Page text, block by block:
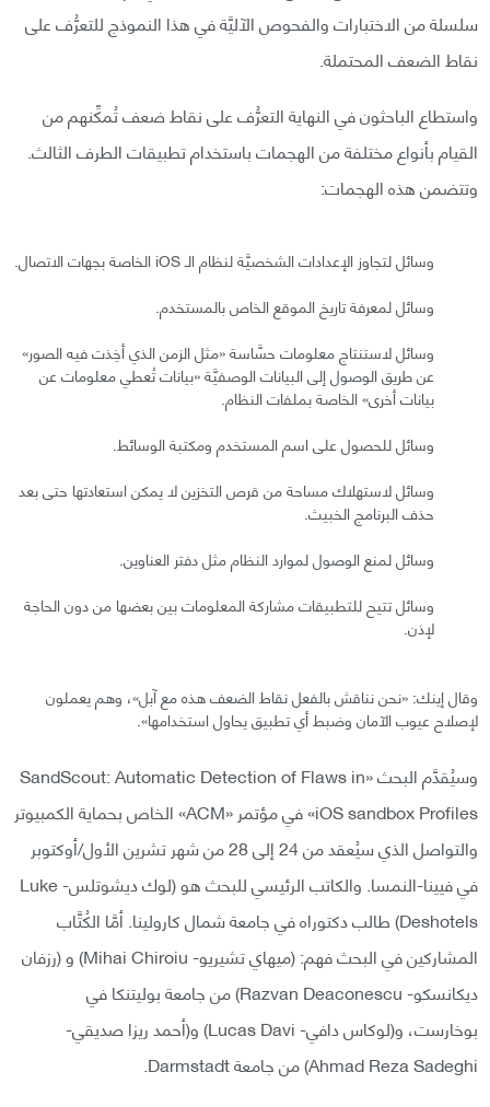
سلسلة من الاختبارات والفحوص الآليَّة في هذا النموذج للتعرُّف على
نقاط الضعف المحتملة.
واستطاع الباحثون في النهاية التعرُّف على نقاط ضعف تُمكِّنهم من
القيام بأنواع مختلفة من الهجمات باستخدام تطبيقات الطرف الثالث.
وتتضمن هذه الهجمات:
وسائل لتجاوز الإعدادات الشخصيَّة لنظام الـ iOS الخاصة بجهات الاتصال.
وسائل لمعرفة تاريخ الموقع الخاص بالمستخدم.
وسائل لاستنتاج معلومات حسَّاسة «مثل الزمن الذي أخِذت فيه الصور»
عن طريق الوصول إلى البيانات الوصفيَّة «بيانات تُعطي معلومات عن
بيانات أخرى» الخاصة بملفات النظام.
وسائل للحصول على اسم المستخدم ومكتبة الوسائط.
وسائل لاستهلاك مساحة من قرص التخزين لا يمكن استعادتها حتى بعد
حذف البرنامج الخبيث.
وسائل لمنع الوصول لموارد النظام مثل دفتر العناوين.
وسائل تتيح للتطبيقات مشاركة المعلومات بين بعضها من دون الحاجة
لإذن.
وقال إينك: «نحن نناقش بالفعل نقاط الضعف هذه مع آبل»، وهم يعملون
لإصلاح عيوب الآمان وضبط أي تطبيق يحاول استخدامها».
وسيُقدَّم البحث «SandScout: Automatic Detection of Flaws in
iOS sandbox Profiles» في مؤتمر «ACM» الخاص بحماية الكمبيوتر
والتواصل الذي سيُعقد من 24 إلى 28 من شهر تشرين الأول/أوكتوبر
في فيينا-النمسا. والكاتب الرئيسي للبحث هو (لوك ديشوتلس- Luke
Deshotels) طالب دكتوراه في جامعة شمال كارولينا. أمَّا الكُتَّاب
المشاركين في البحث فهم: (ميهاي تشيريو- Mihai Chiroiu) و (رزفان
ديكانسكو- Razvan Deaconescu) من جامعة بوليتنكا في
بوخارست، و(لوكاس دافي- Lucas Davi) و(أحمد ريزا صديقي-
Ahmad Reza Sadeghi) من جامعة Darmstadt.